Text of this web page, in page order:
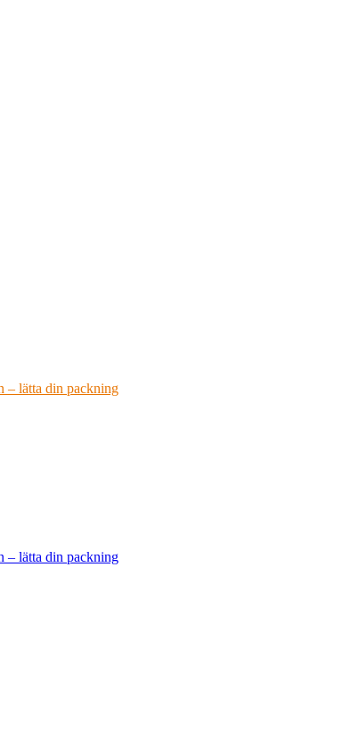
– lätta din packning
– lätta din packning